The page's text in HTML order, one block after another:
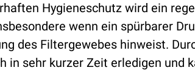
Hygieneschutz wird ein
wenn ein spürbarer
des Filtergewebes hinweist.
in sehr kurzer Zeit erledigen und